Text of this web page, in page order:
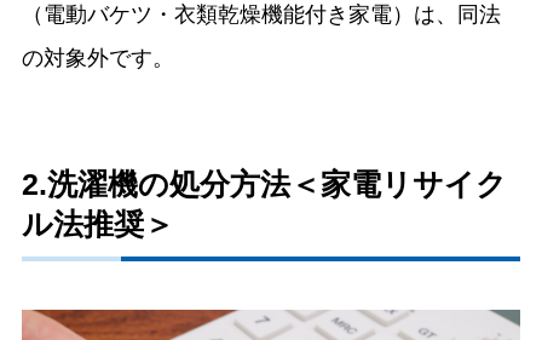
（電動バケツ・衣類乾燥機能付き家電）は、同法
の対象外です。
2.洗濯機の処分方法＜家電リサイク
ル法推奨＞